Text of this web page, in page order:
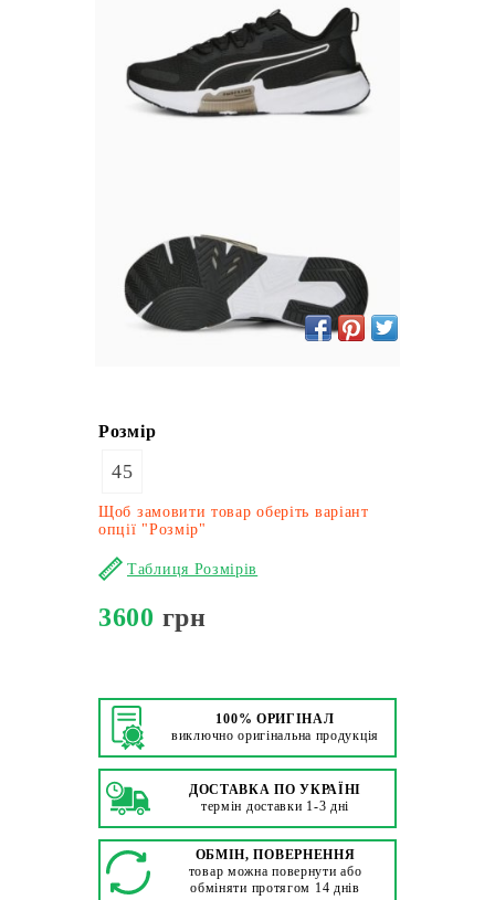
Розмір
45
Щоб замовити товар оберіть варіант
опції "Розмір"
Таблиця Розмірів
3600 грн
100% ОРИГІНАЛ
виключно оригінальна продукція
ДОСТАВКА ПО УКРАЇНІ
термін доставки 1-3 дні
ОБМІН, ПОВЕРНЕННЯ
товар можна повернути або
обміняти протягом 14 днів